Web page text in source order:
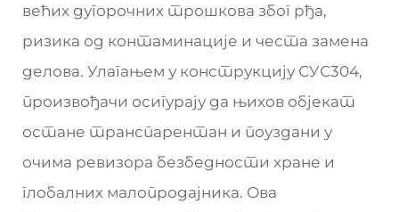
већих дугорочних трошкова због рђа,
ризика од контаминације и честа замена
делова. Улагањем у конструкцију СУС304,
произвођачи осигурају да њихов објекат
остане транспарентан и поуздани у
очима ревизора безбедности хране и
глобалних малопродајника. Ова